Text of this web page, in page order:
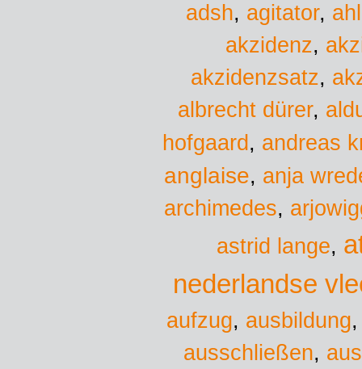
adsh, agitator,
akzidenz,
akzidenzsatz,
albrecht dürer,
hofgaard , andreas
anglaise, anja
archimedes,
astrid lange,
nederlandse
aufzug, ausbildung
ausschließen,